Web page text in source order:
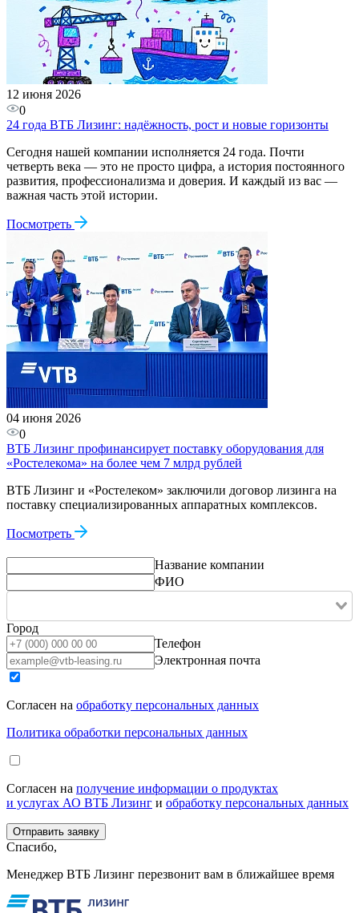
12 июня 2026
0
24 года ВТБ Лизинг: надёжность, рост и новые горизонты
Сегодня нашей компании исполняется 24 года. Почти
четверть века — это не просто цифра, а история постоянного
развития, профессионализма и доверия. И каждый из вас —
важная часть этой истории.
Посмотреть
04 июня 2026
0
ВТБ Лизинг профинансирует поставку оборудования для
«Ростелекома» на более чем 7 млрд рублей
ВТБ Лизинг и «Ростелеком» заключили договор лизинга на
поставку специализированных аппаратных комплексов.
Посмотреть
Название компании
ФИО
Город
Телефон
Электронная почта
Согласен на обработку персональных данных
Политика обработки персональных данных
Согласен на получение информации о продуктах
и услугах АО ВТБ Лизинг и обработку персональных данных
Спасибо,
Менеджер ВТБ Лизинг перезвонит вам в ближайшее время